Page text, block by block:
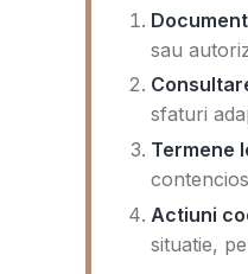
sau
sfaturi
Termene
Actiuni
situatie,